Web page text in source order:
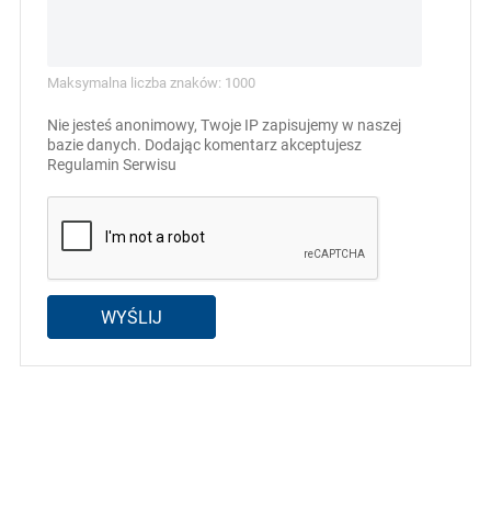
Maksymalna liczba znaków: 1000
Nie jesteś anonimowy, Twoje IP zapisujemy w naszej
bazie danych. Dodając komentarz akceptujesz
Regulamin Serwisu
WYŚLIJ